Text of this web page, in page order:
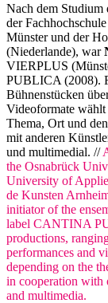
Nach dem Studium
der
Münster und der
(Niederlande), war
VIERPLUS
PUBLICA (2008).
Bühnenstücken
Videoformate wählt
Thema, Ort und
mit anderen
und multimedial. //
the Osnabrück
University of
de Kunsten
initiator of the
label CANTINA
productions,
performances and
depending on the
in cooperation with
and multimedia.